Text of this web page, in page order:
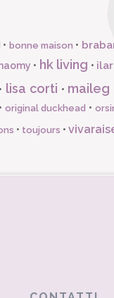
• bonne maison •
haomy • hk living •
• lisa corti • maileg
• original duckhead •
• toujours •